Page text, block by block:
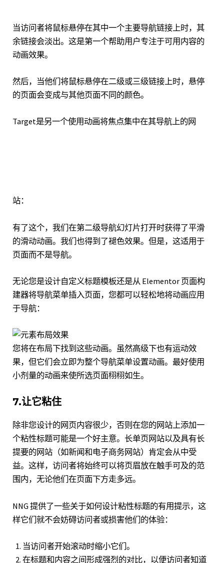
当访问者将鼠标悬停在其中一个主要导航链接上时，其
余链接会淡出。这是第一个帮助用户专注于可用内容的
动画效果。
然后，当他们将鼠标悬停在二级或三级链接上时，悬停
的页面会变成与其他页面不同的颜色。
Target是另一个使用动画将焦点集中在其导航上的网
站：
有了这个，我们在第二级导航幻灯片打开时获得了平滑
的滑动动画。我们也得到了褪色效果。但是，这适用于
页面而不是导航。
无论您是设计自定义标题模板还是从 Elementor 页面构
建器将导航菜单插入页面，您都可以轻松地将动画应用
于导航：
您将在布局下找到这些动画。虽然高级下也有运动效
果，但它们会立即为整个导航菜单设置动画。最好使用
小剂量的动画来使所选页面栩栩如生。
7.让它粘住
除非您设计的网页内容很少，否则在您的网站上添加一
个粘性标题可能是一个好主意。长单页网站以及具有长
提要的网站（如新闻和电子商务网站）肯定会从中受
益。这样，访问者将始终可以将页眉放在触手可及的范
围内，无论他们在页面下方走多远。
NNG 提供了一些关于如何设计粘性标题的有用提示，这
样它们就不会妨碍访问者或损害他们的体验：
当访问者开始滚动时缩小它们。
在标题和内容之间形成强烈的对比，以便访问者知道